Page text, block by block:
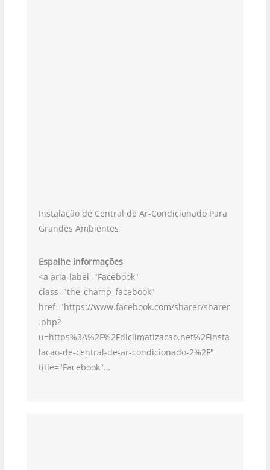
Instalação de Central de Ar-Condicionado Para
Grandes Ambientes
Espalhe informações
<a aria-label="Facebook"
class="the_champ_facebook"
href="https://www.facebook.com/sharer/sharer
.php?
u=https%3A%2F%2Fdlclimatizacao.net%2Finsta
lacao-de-central-de-ar-condicionado-2%2F"
title="Facebook"…